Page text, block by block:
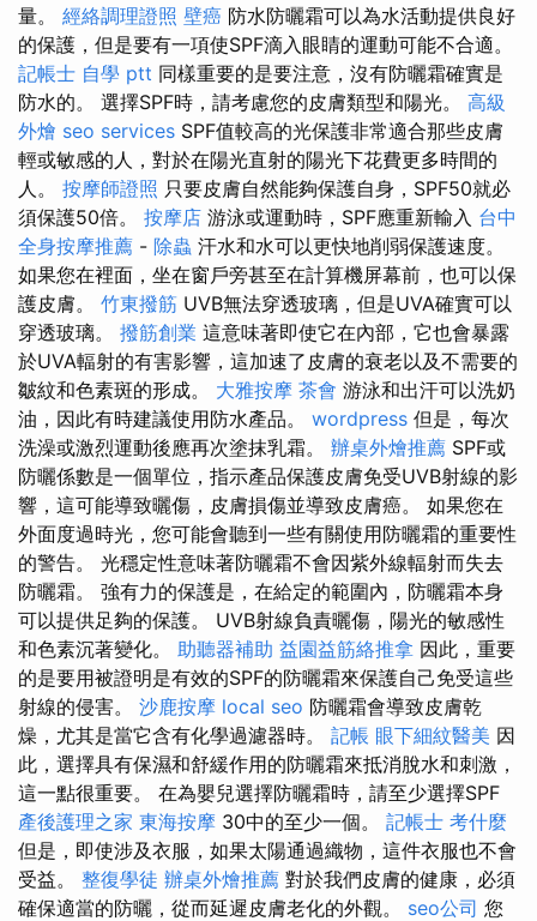
量。 經絡調理證照 壁癌 防水防曬霜可以為水活動提供良好
的保護，但是要有一項使SPF滴入眼睛的運動可能不合適。
記帳士 自學 ptt 同樣重要的是要注意，沒有防曬霜確實是
防水的。 選擇SPF時，請考慮您的皮膚類型和陽光。 高級
外燴 seo services SPF值較高的光保護非常適合那些皮膚
輕或敏感的人，對於在陽光直射的陽光下花費更多時間的
人。 按摩師證照 只要皮膚自然能夠保護自身，SPF50就必
須保護50倍。 按摩店 游泳或運動時，SPF應重新輸入 台中
全身按摩推薦 - 除蟲 汗水和水可以更快地削弱保護速度。
如果您在裡面，坐在窗戶旁甚至在計算機屏幕前，也可以保
護皮膚。 竹東撥筋 UVB無法穿透玻璃，但是UVA確實可以
穿透玻璃。 撥筋創業 這意味著即使它在內部，它也會暴露
於UVA輻射的有害影響，這加速了皮膚的衰老以及不需要的
皺紋和色素斑的形成。 大雅按摩 茶會 游泳和出汗可以洗奶
油，因此有時建議使用防水產品。 wordpress 但是，每次
洗澡或激烈運動後應再次塗抹乳霜。 辦桌外燴推薦 SPF或
防曬係數是一個單位，指示產品保護皮膚免受UVB射線的影
響，這可能導致曬傷，皮膚損傷並導致皮膚癌。 如果您在
外面度過時光，您可能會聽到一些有關使用防曬霜的重要性
的警告。 光穩定性意味著防曬霜不會因紫外線輻射而失去
防曬霜。 強有力的保護是，在給定的範圍內，防曬霜本身
可以提供足夠的保護。 UVB射線負責曬傷，陽光的敏感性
和色素沉著變化。 助聽器補助 益園益筋絡推拿 因此，重要
的是要用被證明是有效的SPF的防曬霜來保護自己免受這些
射線的侵害。 沙鹿按摩 local seo 防曬霜會導致皮膚乾
燥，尤其是當它含有化學過濾器時。 記帳 眼下細紋醫美 因
此，選擇具有保濕和舒緩作用的防曬霜來抵消脫水和刺激，
這一點很重要。 在為嬰兒選擇防曬霜時，請至少選擇SPF
產後護理之家 東海按摩 30中的至少一個。 記帳士 考什麼
但是，即使涉及衣服，如果太陽通過織物，這件衣服也不會
受益。 整復學徒 辦桌外燴推薦 對於我們皮膚的健康，必須
確保適當的防曬，從而延遲皮膚老化的外觀。 seo公司 您